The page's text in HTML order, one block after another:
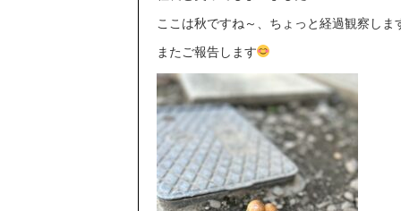
ここは秋ですね～、ちょっと経過観察しま
またご報告します